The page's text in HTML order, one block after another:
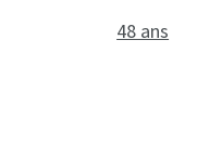
48 ans